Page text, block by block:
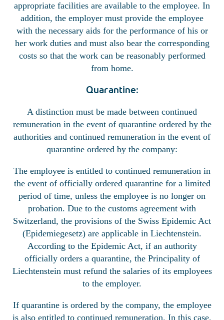
appropriate facilities are available to the employee. In
addition, the employer must provide the employee
with the necessary aids for the performance of his or
her work duties and must also bear the corresponding
costs so that the work can be reasonably performed
from home.
Quarantine:
A distinction must be made between continued
remuneration in the event of quarantine ordered by the
authorities and continued remuneration in the event of
quarantine ordered by the company:
The employee is entitled to continued remuneration in
the event of officially ordered quarantine for a limited
period of time, unless the employee is no longer on
probation. Due to the customs agreement with
Switzerland, the provisions of the Swiss Epidemic Act
(Epidemiegesetz) are applicable in Liechtenstein.
According to the Epidemic Act, if an authority
officially orders a quarantine, the Principality of
Liechtenstein must refund the salaries of its employees
to the employer.
If quarantine is ordered by the company, the employee
is also entitled to continued remuneration. In this case,